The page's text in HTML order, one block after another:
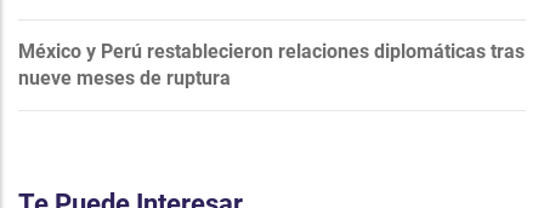
México y Perú restablecieron relaciones diplomáticas tras
nueve meses de ruptura